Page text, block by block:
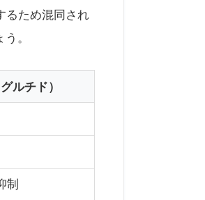
るため混同され
。
ルチド）
制